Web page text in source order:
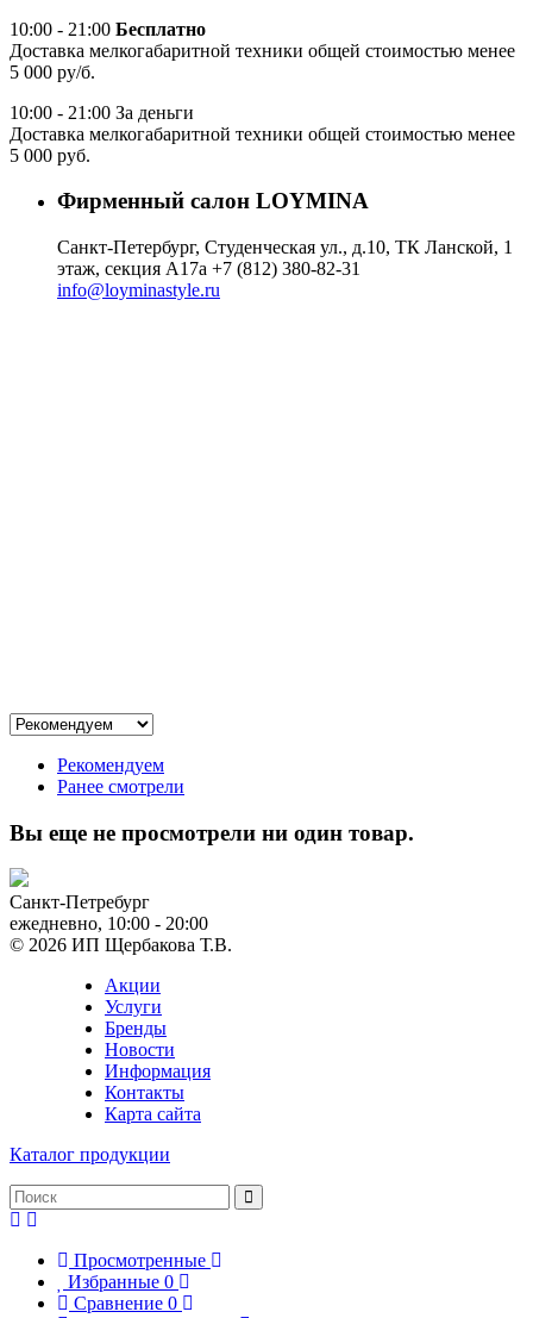
10:00 - 21:00 Бесплатно
Доставка мелкогабаритной техники общей стоимостью менее
5 000 ру/б.
10:00 - 21:00 За деньги
Доставка мелкогабаритной техники общей стоимостью менее
5 000 руб.
Фирменный салон LOYMINA
Санкт-Петербург, Студенческая ул., д.10, ТК Ланской, 1
этаж, секция А17а +7 (812) 380-82-31
info@loyminastyle.ru
Рекомендуем
Ранее смотрели
Вы еще не просмотрели ни один товар.
Санкт-Петребург
ежедневно, 10:00 - 20:00
© 2026 ИП Щербакова Т.В.
Акции
Услуги
Бренды
Новости
Информация
Контакты
Карта сайта
Каталог продукции
Просмотренные
Избранные 0
Сравнение 0